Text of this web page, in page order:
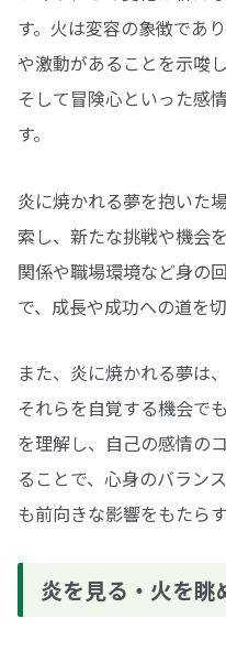
す。火は変容の象徴であ
や激動があることを示唆
そして冒険心といった感
す。
炎に焼かれる夢を抱いた
索し、新たな挑戦や機会
関係や職場環境など身の
で、成長や成功への道を
また、炎に焼かれる夢は
それらを自覚する機会で
を理解し、自己の感情の
ることで、心身のバラン
も前向きな影響をもたら
炎を見る・火を眺